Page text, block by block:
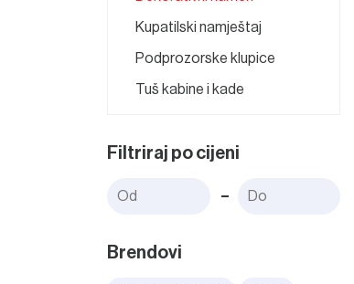
Kupatilski namještaj
Podprozorske klupice
Tuš kabine i kade
Filtriraj po cijeni
-
Brendovi